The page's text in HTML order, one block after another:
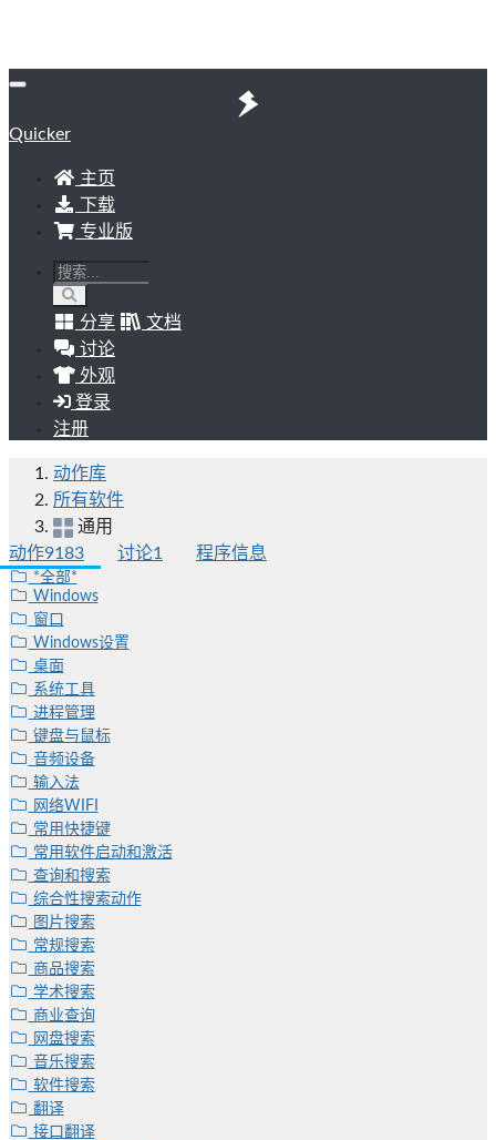
Quicker
主页
下载
专业版
分享
文档
讨论
外观
登录
注册
动作库
所有软件
通用
动作9183 讨论1 程序信息
*全部*
Windows
窗口
Windows设置
桌面
系统工具
进程管理
键盘与鼠标
音频设备
输入法
网络WIFI
常用快捷键
常用软件启动和激活
查询和搜索
综合性搜索动作
图片搜索
常规搜索
商品搜索
学术搜索
商业查询
网盘搜索
音乐搜索
软件搜索
翻译
接口翻译